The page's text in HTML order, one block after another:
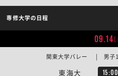
専修大学の日程
09.14[
東海大 15:00
関東大学バレー | 男子1